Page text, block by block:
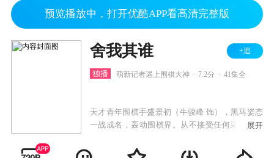
预览播放中，打开优酷APP看高清完整版
舍我其谁 +追
独播 萌新记者遇上围棋大神 7.2分 41集全
天才青年围棋手盛景初（牛骏峰 饰），黑马姿态
一战成名，轰动围棋界。从不接受任何采访的他
（李兰迪 饰）帮盛景初解围，却被误会为他的女
展开